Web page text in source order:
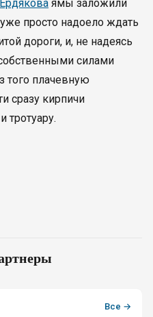
ямы заложили
просто надоело ждать
дороги, и, не надеясь
силами
того плачевную
сразу кирпичи
тротуару.
Все →